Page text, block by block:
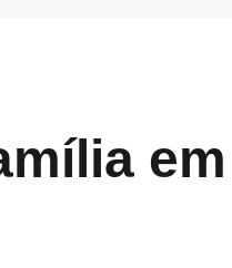
em